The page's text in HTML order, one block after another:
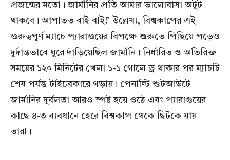
প্রজন্মের মতো। জার্মানির প্রতি আমার ভালোবাসা অটুট
থাকবে। আপাতত বাই বাই!’ উল্লেখ্য, বিশ্বকাপের এই
গুরুত্বপূর্ণ ম্যাচে প্যারাগুয়ের বিপক্ষে শুরুতে পিছিয়ে পড়েও
দুর্দান্তভাবে ঘুরে দাঁড়িয়েছিল জার্মানি। নির্ধারিত ও অতিরিক্ত
সময়ের ১২০ মিনিটের খেলা ১-১ গোলে ড্র থাকার পর ম্যাচটি
শেষ পর্যন্ত টাইব্রেকারে গড়ায়। পেনাল্টি শুটআউটে
জার্মানির দুর্বলতা আরও স্পষ্ট হয়ে ওঠে এবং প্যারাগুয়ের
কাছে ৪-৩ ব্যবধানে হেরে বিশ্বকাপ থেকে ছিটকে যায়
তারা।